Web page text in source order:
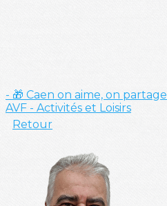
- 🎁 Caen on aime, on partage
AVF - Activités et Loisirs
Retour